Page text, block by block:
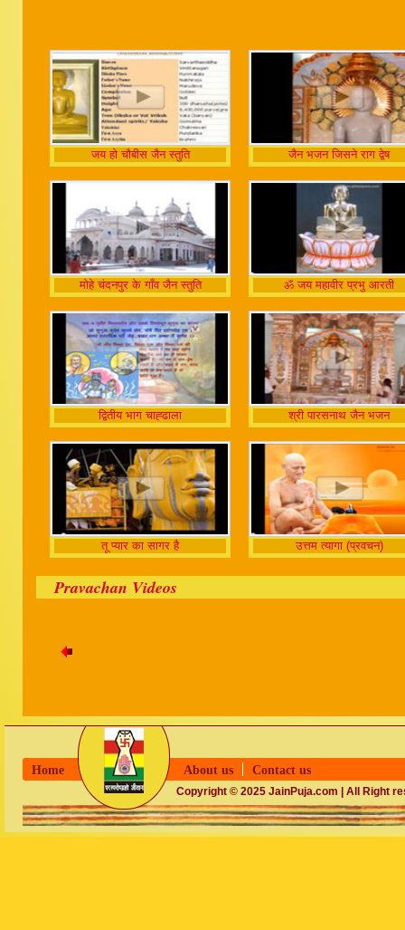
जय हो चौबीस जैन स्तुति जैन भजन जिसने राग द्वेष
मोहे चंदनपुर के गाँव जैन स्तुति ॐ जय महावीर प्रभु आरती
द्वितीय भाग चाह्ढाला श्री पारसनाथ जैन भजन
तू प्यार का सागर है उत्तम त्यागा (प्रवचन)
Pravachan Videos
Home About us Contact us
Copyright © 2025 JainPuja.com | All Right